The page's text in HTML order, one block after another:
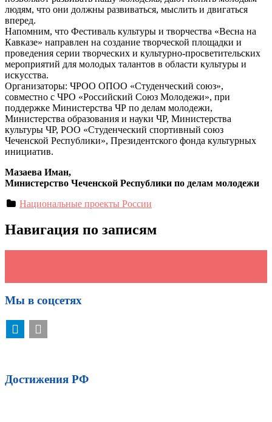
людям, что они должны развиваться, мыслить и двигаться
вперед.
Напомним, что Фестиваль культуры и творчества «Весна на
Кавказе» направлен на создание творческой площадки и
проведения серии творческих и культурно-просветительских
мероприятий для молодых талантов в области культуры и
искусства.
Организаторы: ЧРОО ОПОО «Студенческий союз»,
совместно с ЧРО «Российский Союз Молодежи», при
поддержке Министерства ЧР по делам молодежи,
Министерства образования и науки ЧР, Министерства
культуры ЧР, РОО «Студенческий спортивный союз
Чеченской Республики», Президентского фонда культурных
инициатив.
Мазаева Иман,
Министерство Чеченской Республики по делам молодежи
Национальные проекты России
Навигация по записям
Мы в соцсетях
Достижения РФ